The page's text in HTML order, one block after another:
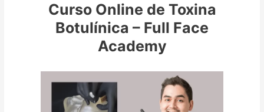
Curso Online de Toxina
Botulínica – Full Face
Academy